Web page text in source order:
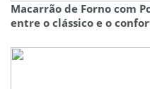
Macarrão de Forno com
entre o clássico e o